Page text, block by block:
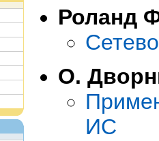
Роланд
О.
ИС